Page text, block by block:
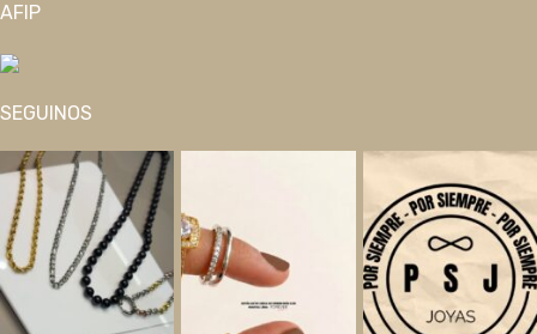
AFIP
SEGUINOS